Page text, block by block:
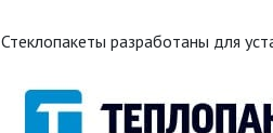
Стеклопакеты разработаны для